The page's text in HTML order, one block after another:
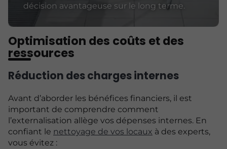
décision avantageuse sur le long terme.
Optimisation des coûts et des
ressources
Réduction des charges internes
Avant d’aborder les bénéfices financiers, il est
important de comprendre comment
l’externalisation allège vos dépenses internes. En
confiant le nettoyage de vos locaux à des experts,
vous évitez :